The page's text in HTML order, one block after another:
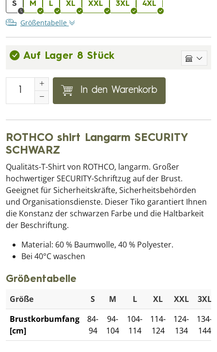
S M L XL XXL 3XL 4XL
Größentabelle
Auf Lager 8 Stück
In den Warenkorb
ROTHCO shirt Langarm SECURITY
SCHWARZ
Qualitäts-T-Shirt von ROTHCO, langarm. Großer
hochwertiger SECURITY-Schriftzug auf der Brust.
Geeignet für Sicherheitskräfte, Sicherheitsbehörden
und Organisationsdienste. Dieser Tiko garantiert Ihnen
die Konstanz der schwarzen Farbe und die Haltbarkeit
der Beschriftung.
Material: 60 % Baumwolle, 40 % Polyester.
Bei 40°C waschen
Größentabelle
Größe S M L XL XXL
3XL
Brustkorbumfang
[cm]
84-
94
94-
104
104-
114
114-
124
124-
134
134-
144